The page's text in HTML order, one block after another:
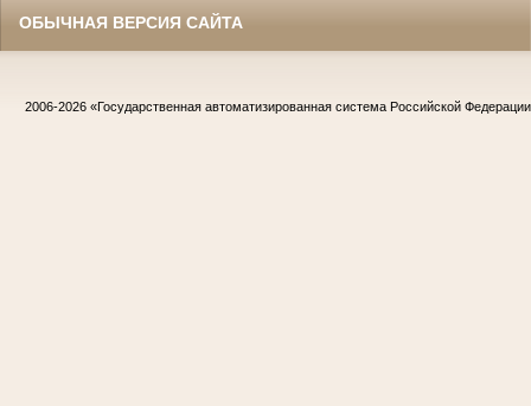
ОБЫЧНАЯ ВЕРСИЯ САЙТА
2006-2026 «Государственная автоматизированная система Российской